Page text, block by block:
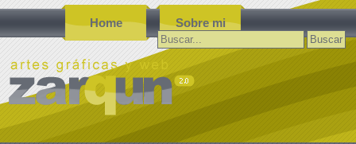
Home Sobre mi
Buscar: